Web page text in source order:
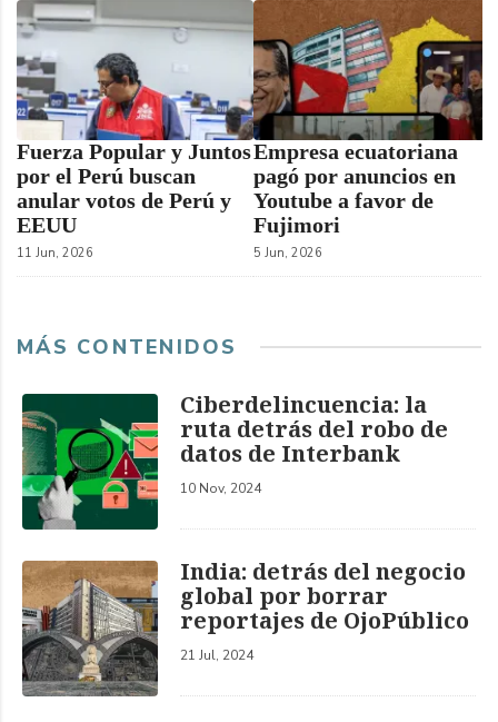
Fuerza Popular y Juntos
por el Perú buscan
anular votos de Perú y
EEUU
11 Jun, 2026
Empresa ecuatoriana
pagó por anuncios en
Youtube a favor de
Fujimori
5 Jun, 2026
MÁS CONTENIDOS
Ciberdelincuencia: la
ruta detrás del robo de
datos de Interbank
10 Nov, 2024
India: detrás del negocio
global por borrar
reportajes de OjoPúblico
21 Jul, 2024